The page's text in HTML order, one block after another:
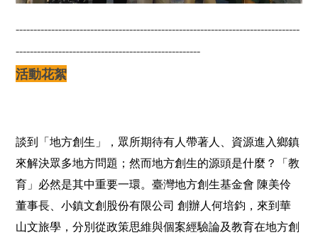
--------------------------------------------------------------------------------
----------------------------------------------------
活動花絮
談到「地方創生」，眾所期待有人帶著人、資源進入鄉鎮
來解決眾多地方問題；然而地方創生的源頭是什麼？「教
育」必然是其中重要一環。臺灣地方創生基金會 陳美伶
董事長、小鎮文創股份有限公司 創辦人何培鈞，來到華
山文旅學，分別從政策思維與個案經驗論及教育在地方創